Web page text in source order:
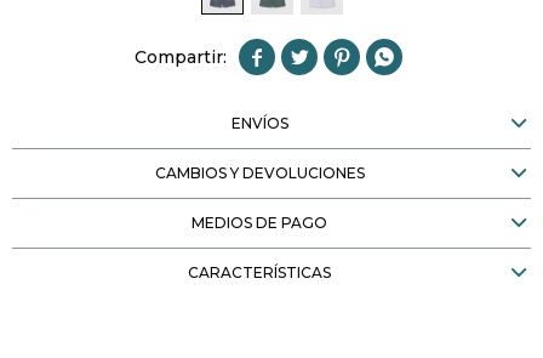
   
ENVÍOS
CAMBIOS Y DEVOLUCIONES
MEDIOS DE PAGO
CARACTERÍSTICAS